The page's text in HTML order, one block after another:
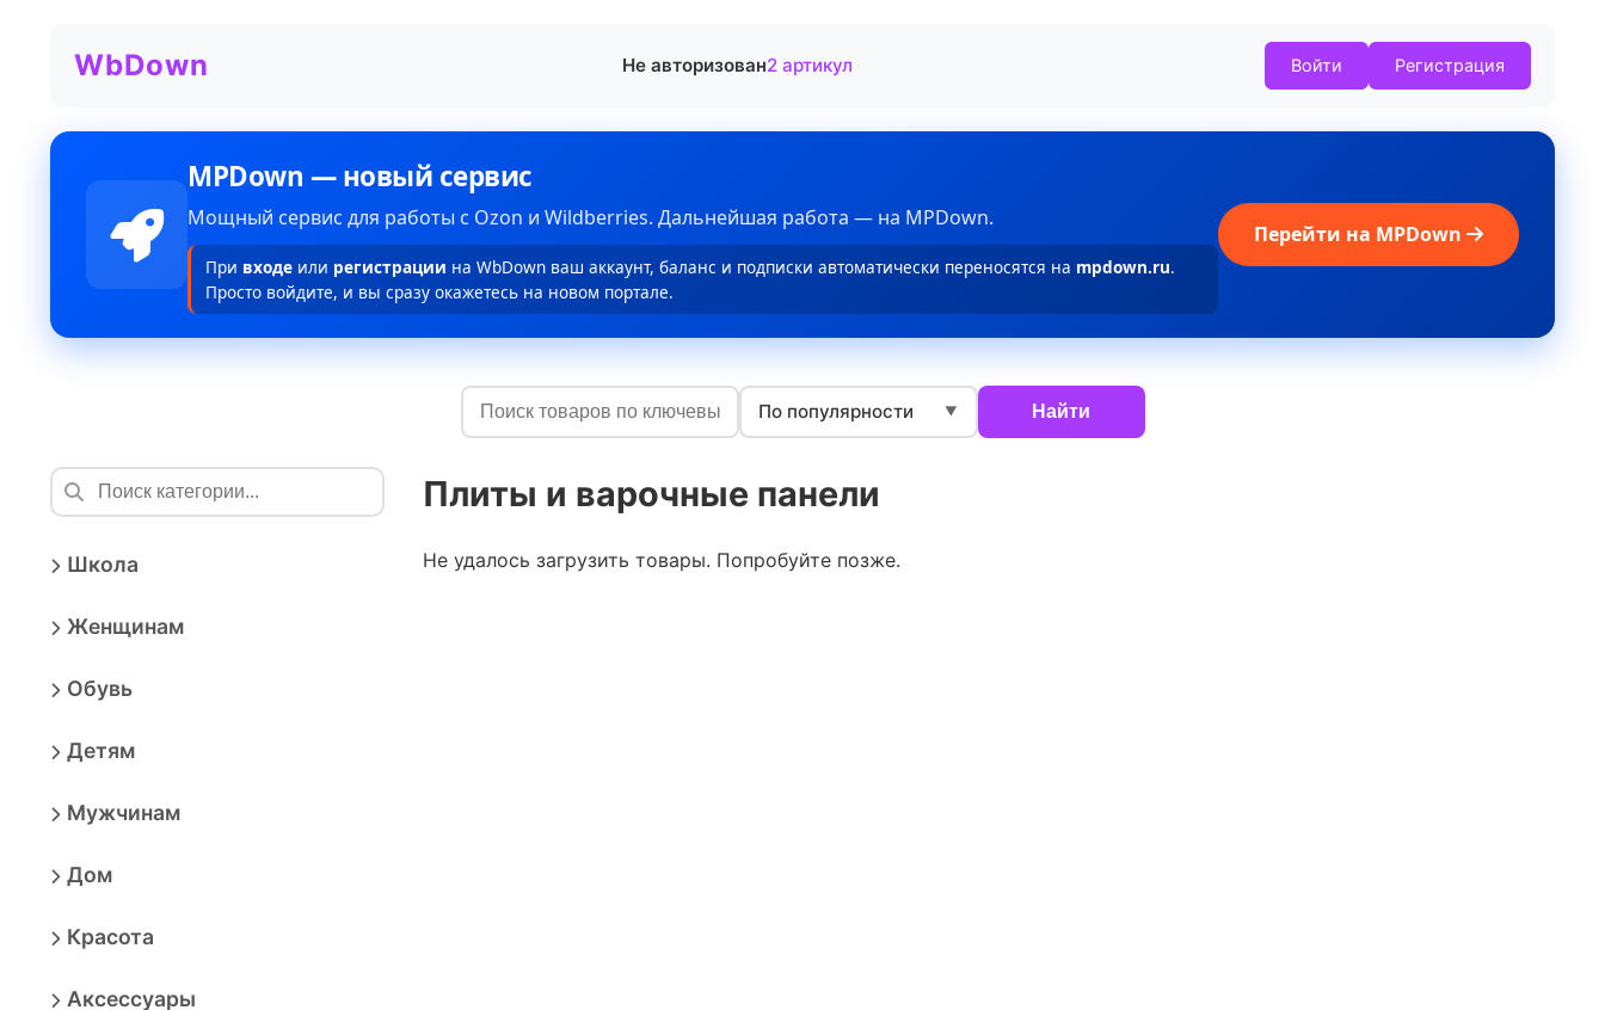
WbDown Не авторизован2 артикул Войти Регистрация
MPDown — новый сервис
Мощный сервис для работы с Ozon и Wildberries. Дальнейшая работа — на MPDown.
При входе или регистрации на WbDown ваш аккаунт, баланс и подписки автоматически переносятся на mpdown.ru.
Просто войдите, и вы сразу окажетесь на новом портале.
Перейти на MPDown
По популярности ▼ Найти
Школа
Женщинам
Обувь
Детям
Мужчинам
Дом
Красота
Аксессуары
Плиты и варочные панели
Не удалось загрузить товары. Попробуйте позже.